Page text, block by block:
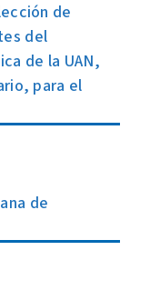
de
del
de la UAN,
para el
de